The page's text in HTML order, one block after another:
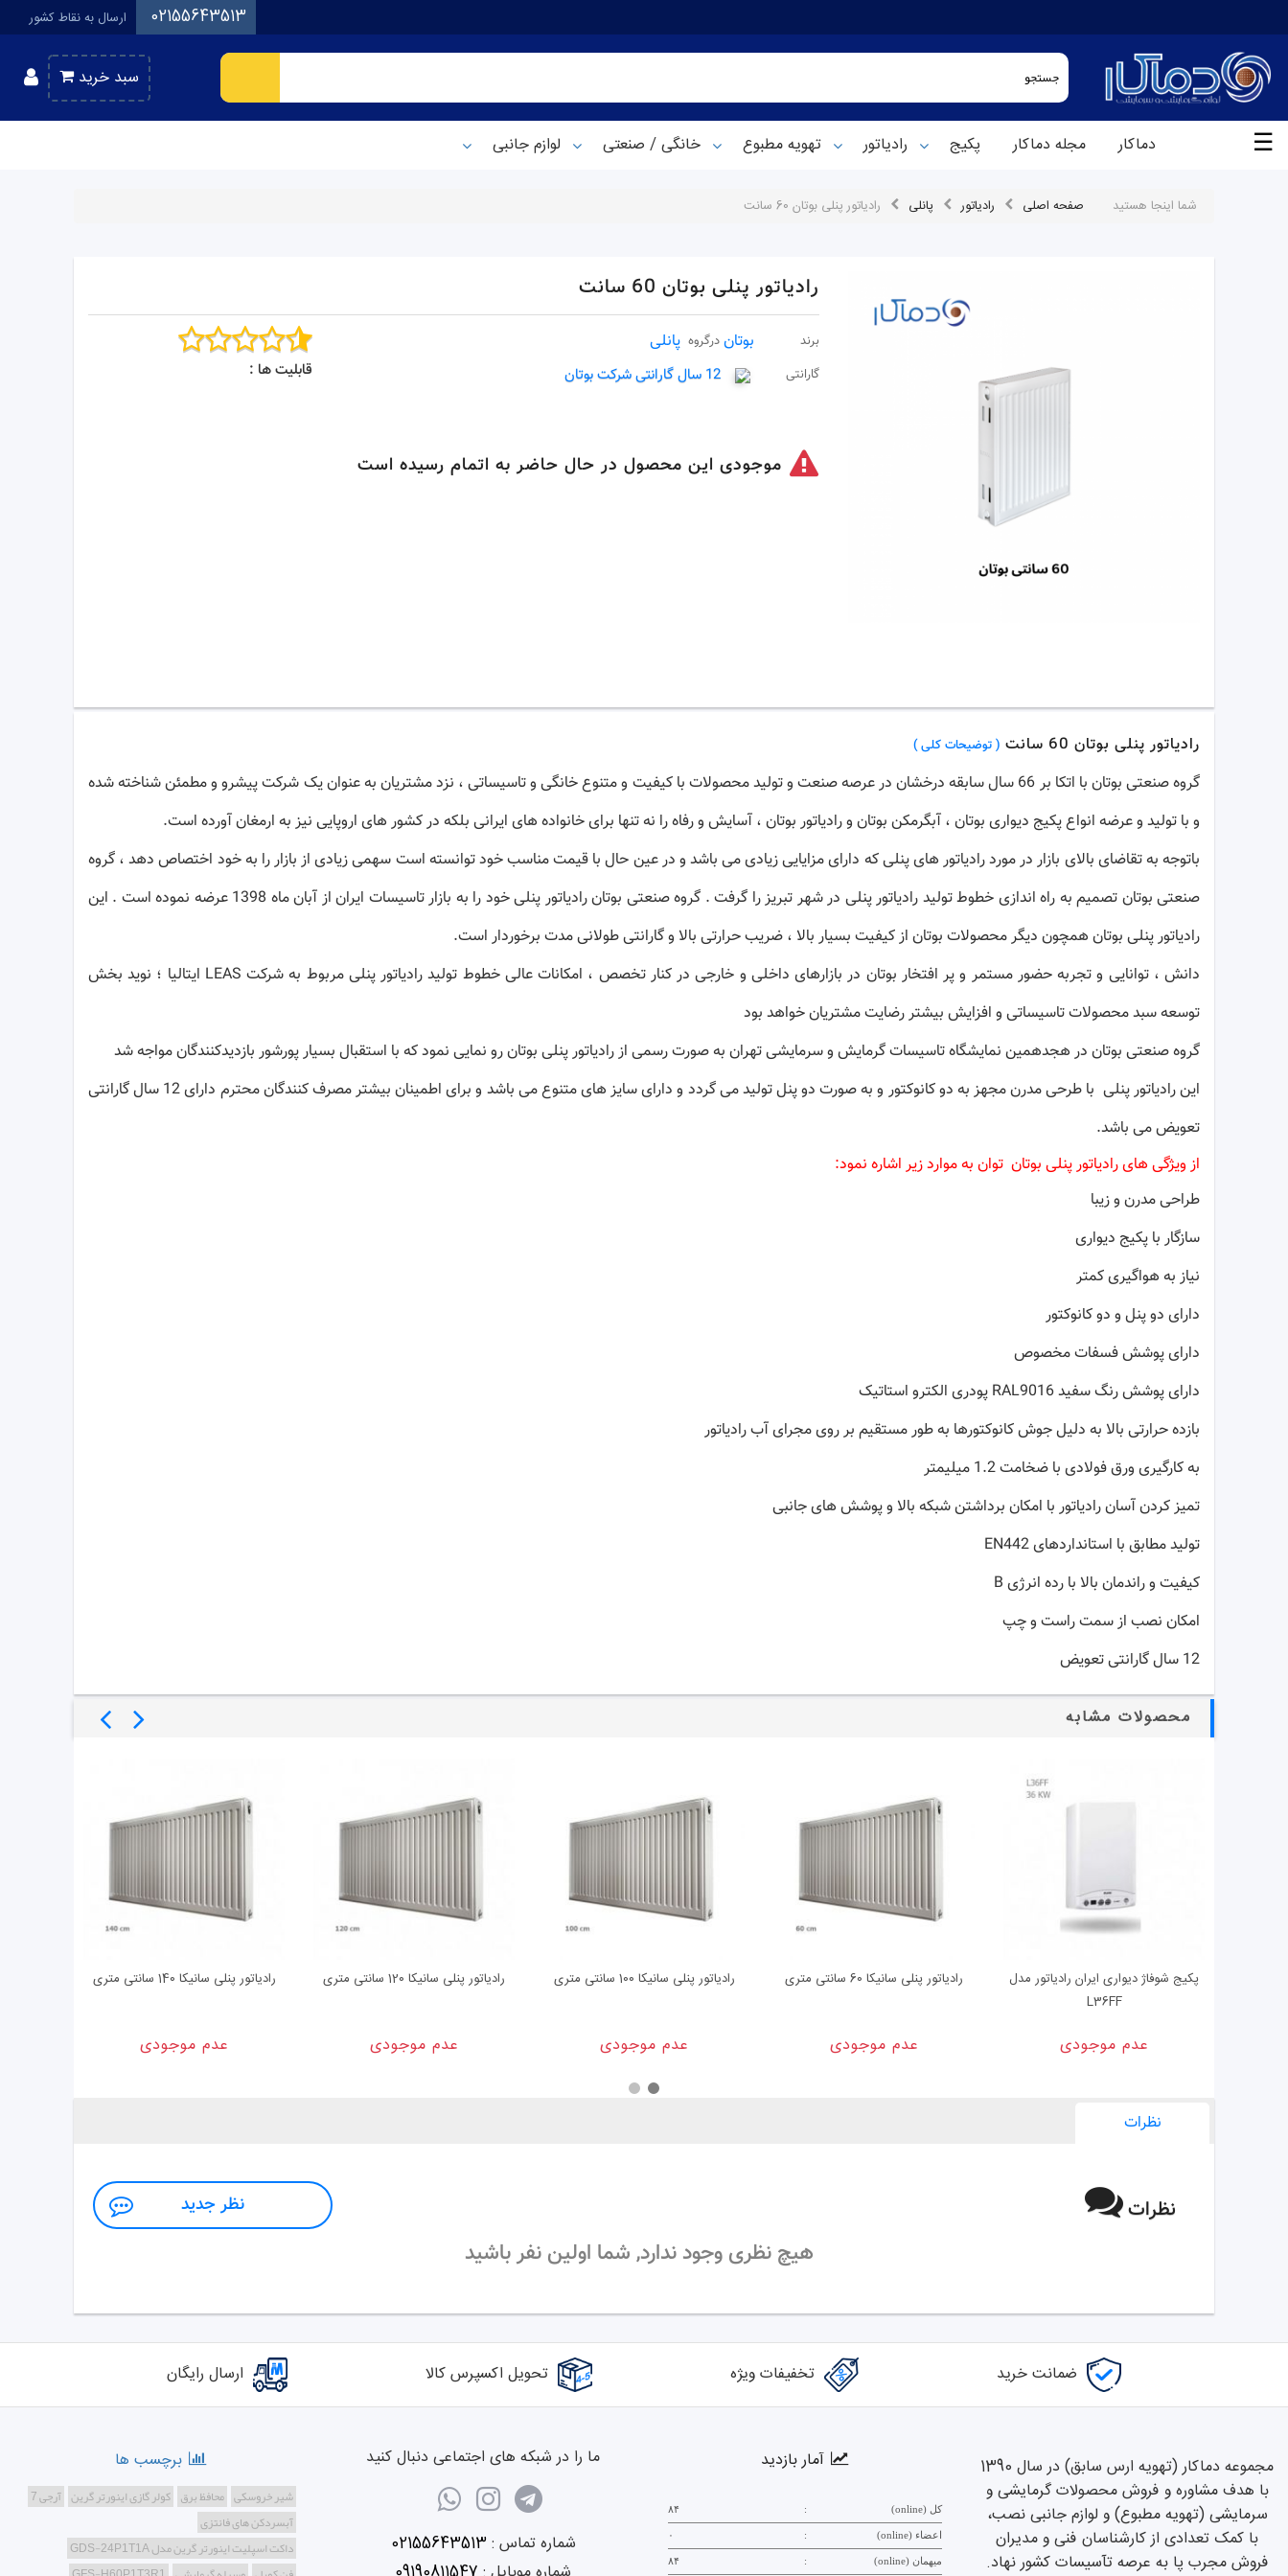
ارسال به نقاط کشور 02155643513
سبد خرید
☰ دماکار مجله دماکار پکیج رادیاتور تهویه مطبوع خانگی / صنعتی لوازم جانبی
شما اینجا هستید صفحه اصلی رادیاتور پانلی رادیاتور پنلی بوتان 60 سانت
رادیاتور پنلی بوتان 60 سانت
برند بوتان درگروه پانلی
گارانتی 12 سال گارانتی شرکت بوتان
موجودی این محصول در حال حاضر به اتمام رسیده است
قابلیت ها :
رادیاتور پنلی بوتان 60 سانت ( توضیحات کلی )
گروه صنعتی بوتان با اتکا بر 66 سال سابقه درخشان در عرصه صنعت و تولید محصولات با کیفیت و متنوع خانگی و تاسیساتی ، نزد مشتریان به عنوان یک شرکت پیشرو و مطمئن شناخته شده
و با تولید و عرضه انواع پکیج دیواری بوتان ، آبگرمکن بوتان و رادیاتور بوتان ، آسایش و رفاه را نه تنها برای خانواده های ایرانی بلکه در کشور های اروپایی نیز به ارمغان آورده است.
باتوجه به تقاضای بالای بازار در مورد رادیاتور های پنلی که دارای مزایایی زیادی می باشد و در عین حال با قیمت مناسب خود توانسته است سهمی زیادی از بازار را به خود اختصاص دهد ، گروه
صنعتی بوتان تصمیم به راه اندازی خطوط تولید رادیاتور پنلی در شهر تبریز را گرفت . گروه صنعتی بوتان رادیاتور پنلی خود را به بازار تاسیسات ایران از آبان ماه 1398 عرضه نموده است . این
رادیاتور پنلی بوتان همچون دیگر محصولات بوتان از کیفیت بسیار بالا ، ضریب حرارتی بالا و گارانتی طولانی مدت برخوردار است.
دانش ، توانایی و تجربه حضور مستمر و پر افتخار بوتان در بازارهای داخلی و خارجی در کنار تخصص ، امکانات عالی خطوط تولید رادیاتور پنلی مربوط به شرکت LEAS ایتالیا ؛ نوید بخش
توسعه سبد محصولات تاسیساتی و افزایش بیشتر رضایت مشتریان خواهد بود
گروه صنعتی بوتان در هجدهمین نمایشگاه تاسیسات گرمایش و سرمایشی تهران به صورت رسمی از رادیاتور پنلی بوتان رو نمایی نمود که با استقبال بسیار پورشور بازدیدکنندگان مواجه شد
این رادیاتور پنلی با طرحی مدرن مجهز به دو کانوکتور و به صورت دو پنل تولید می گردد و دارای سایز های متنوع می باشد و برای اطمینان بیشتر مصرف کنندگان محترم دارای 12 سال گارانتی
تعویض می باشد.
از ویژگی های رادیاتور پنلی بوتان توان به موارد زیر اشاره نمود:
طراحی مدرن و زیبا
سازگار با پکیج دیواری
نیاز به هواگیری کمتر
دارای دو پنل و دو کانوکتور
دارای پوشش فسفات مخصوص
دارای پوشش رنگ سفید RAL9016 پودری الکترو استاتیک
بازده حرارتی بالا به دلیل جوش کانوکتورها به طور مستقیم بر روی مجرای آب رادیاتور
به کارگیری ورق فولادی با ضخامت 1.2 میلیمتر
تمیز کردن آسان رادیاتور با امکان برداشتن شبکه بالا و پوشش های جانبی
تولید مطابق با استانداردهای EN442
کیفیت و راندمان بالا با رده انرژی B
امکان نصب از سمت راست و چپ
12 سال گارانتی تعویض
محصولات مشابه
پکیج شوفاژ دیواری ایران رادیاتور مدل
L36FF
عدم موجودی
رادیاتور پنلی سانیکا 60 سانتی متری
عدم موجودی
رادیاتور پنلی سانیکا 100 سانتی متری
عدم موجودی
رادیاتور پنلی سانیکا 120 سانتی متری
عدم موجودی
رادیاتور پنلی سانیکا 140 سانتی متری
عدم موجودی
نظرات
نظرات نظر جدید
هیچ نظری وجود ندارد, شما اولین نفر باشید
ضمانت خرید تخفیفات ویژه تحویل اکسپرس کالا ارسال رایگان
مجموعه دماکار (تهویه ارس سابق) در سال 1390
با هدف مشاوره و فروش محصولات گرمایشی و
سرمایشی (تهویه مطبوع) و لوازم جانبی نصب،
با کمک تعدادی از کارشناسان فنی و مدیران
فروش مجرب پا به عرصه تآسیسات کشور نهاد.
آمار بازدید
کل (online) : ۸۴
اعضاء (online) : ۰
میهمان (online) : ۸۴
ما را در شبکه های اجتماعی دنبال کنید
شماره تماس : 02155643513
برچسب ها
شیر خروسکی محافظ برق کولر گازی اینورتر گرین آرجی 7
آبسردکن های فانتزی
داکت اسپلیت اینورتر گرین مدل GDS-24P1T1A